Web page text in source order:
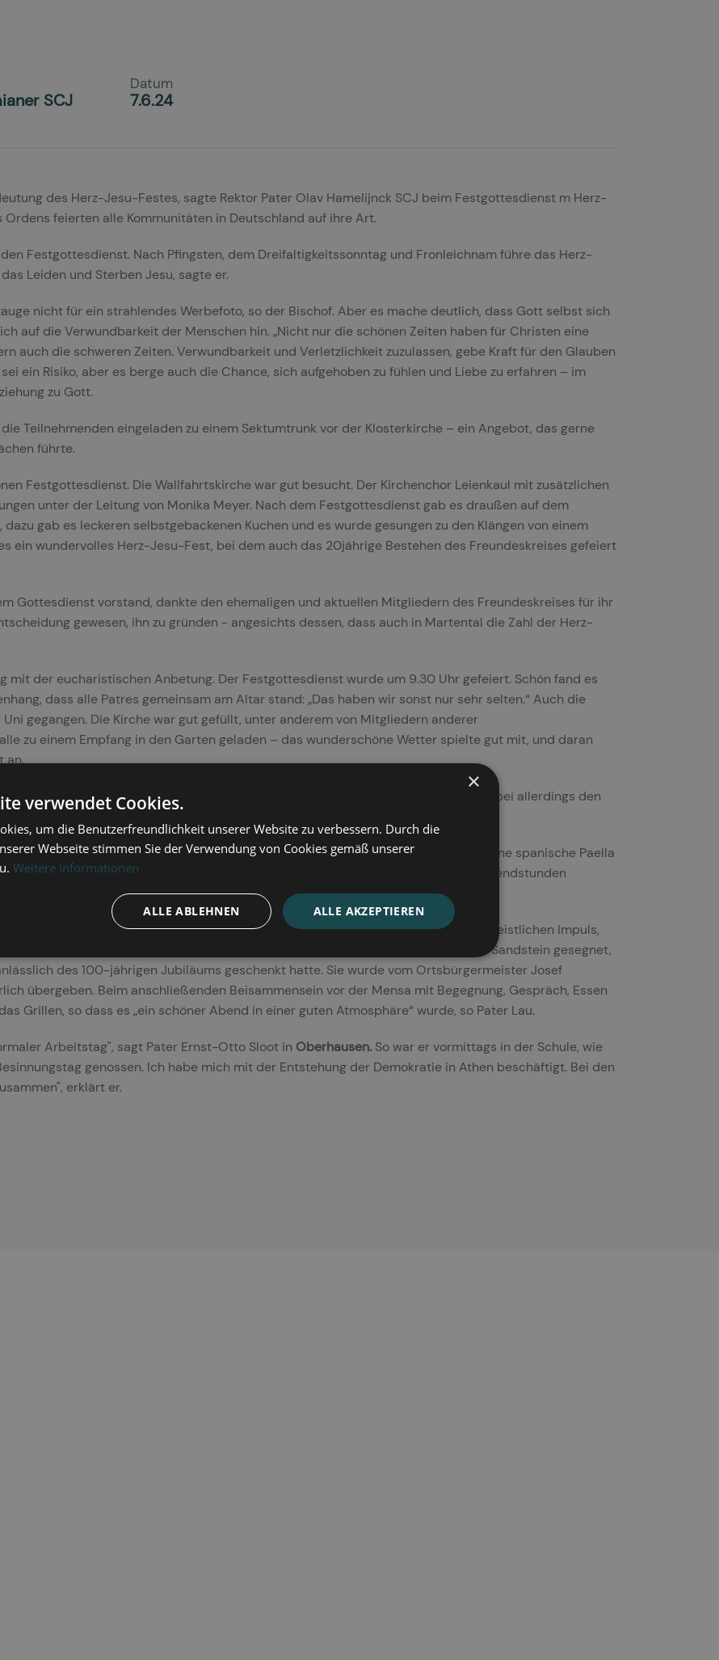
SCJ
Datum
7.6.24
des Herz-Jesu-Festes, sagte Rektor Pater Olav Hamelijnck SCJ beim Festgottesdienst m Herz-
feierten alle Kommunitäten in Deutschland auf ihre Art.
Festgottesdienst. Nach Pfingsten, dem Dreifaltigkeitssonntag und Fronleichnam führe das Herz-
Leiden und Sterben Jesu, sagte er.
nicht für ein strahlendes Werbefoto, so der Bischof. Aber es mache deutlich, dass Gott selbst sich
auf die Verwundbarkeit der Menschen hin. „Nicht nur die schönen Zeiten haben für Christen eine
auch die schweren Zeiten. Verwundbarkeit und Verletzlichkeit zuzulassen, gebe Kraft für den Glauben
ein Risiko, aber es berge auch die Chance, sich aufgehoben zu fühlen und Liebe zu erfahren – im
zu Gott.
Teilnehmenden eingeladen zu einem Sektumtrunk vor der Klosterkirche – ein Angebot, das gerne
führte.
Festgottesdienst. Die Wallfahrtskirche war gut besucht. Der Kirchenchor Leienkaul mit zusätzlichen
unter der Leitung von Monika Meyer. Nach dem Festgottesdienst gab es draußen auf dem
gab es leckeren selbstgebackenen Kuchen und es wurde gesungen zu den Klängen von einem
ein wundervolles Herz-Jesu-Fest, bei dem auch das 20jährige Bestehen des Freundeskreises gefeiert
Gottesdienst vorstand, dankte den ehemaligen und aktuellen Mitgliedern des Freundeskreises für ihr
gewesen, ihn zu gründen - angesichts dessen, dass auch in Martental die Zahl der Herz-
mit der eucharistischen Anbetung. Der Festgottesdienst wurde um 9.30 Uhr gefeiert. Schön fand es
dass alle Patres gemeinsam am Altar stand: „Das haben wir sonst nur sehr selten.“ Auch die
gegangen. Die Kirche war gut gefüllt, unter anderem von Mitgliedern anderer
zu einem Empfang in den Garten geladen – das wunderschöne Wetter spielte gut mit, und daran
an.
Fußballturnier am Priesterseminar in Freiburg. Dass die Herz-Jesu-Priester dabei allerdings den
Tages.
Jesu-KlosterBerlin der Innenhof mit rund 90 Gästen gut gefüllt. Sie genossen eine spanische Paella
hatte die portugiesisch-sprachige Gemeinde gesorgt. Bis in die späten Abendstunden
Atmosphäre mit vielen Gespräche und Begegnungen.
das Team der Schulpastoral jede Klasse für eine kurze Unterbrechung mit einem geistlichen Impuls,
der Festgottesdienst in der Klosterkirche. Im Anschluss wurde die Stehle aus Sandstein gesegnet,
des 100-jährigen Jubiläums geschenkt hatte. Sie wurde vom Ortsbürgermeister Josef
übergeben. Beim anschließenden Beisammensein vor der Mensa mit Begegnung, Gespräch, Essen
Grillen, so dass es „ein schöner Abend in einer guten Atmosphäre“ wurde, so Pater Lau.
Arbeitstag", sagt Pater Ernst-Otto Sloot in Oberhausen. So war er vormittags in der Schule, wie
genossen. Ich habe mich mit der Entstehung der Demokratie in Athen beschäftigt. Bei den
erklärt er.
×
verwendet Cookies.
um die Benutzerfreundlichkeit unserer Website zu verbessern. Durch die
Webseite stimmen Sie der Verwendung von Cookies gemäß unserer
Weitere Informationen
ALLE AKZEPTIEREN
ALLE ABLEHNEN